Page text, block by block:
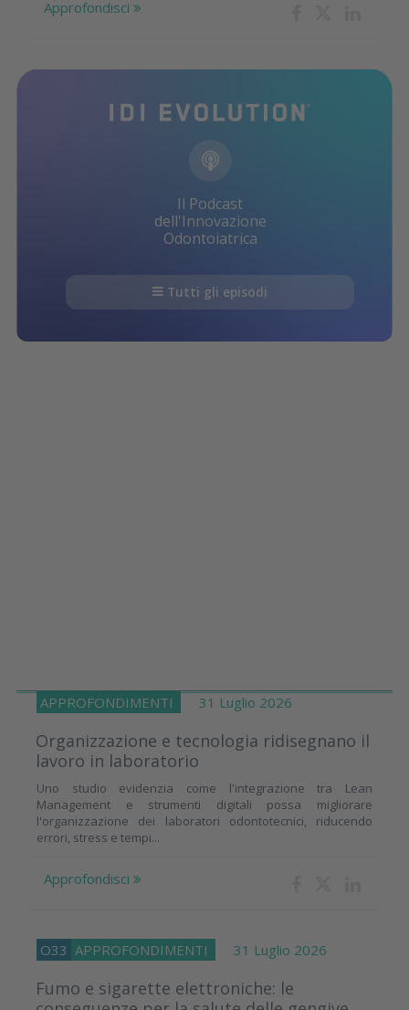
Approfondisci
Il Podcast
dell'Innovazione
Odontoiatrica
Tutti gli episodi
APPROFONDIMENTI 31 Luglio 2026
Organizzazione e tecnologia ridisegnano il
lavoro in laboratorio
Uno studio evidenzia come l'integrazione tra Lean
Management e strumenti digitali possa migliorare
l'organizzazione dei laboratori odontotecnici, riducendo
errori, stress e tempi...
Approfondisci
O33 APPROFONDIMENTI 31 Luglio 2026
Fumo e sigarette elettroniche: le